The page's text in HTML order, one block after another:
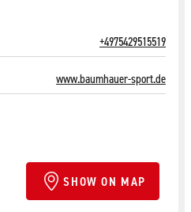
+4975429515519
www.baumhauer-sport.de
SHOW ON MAP